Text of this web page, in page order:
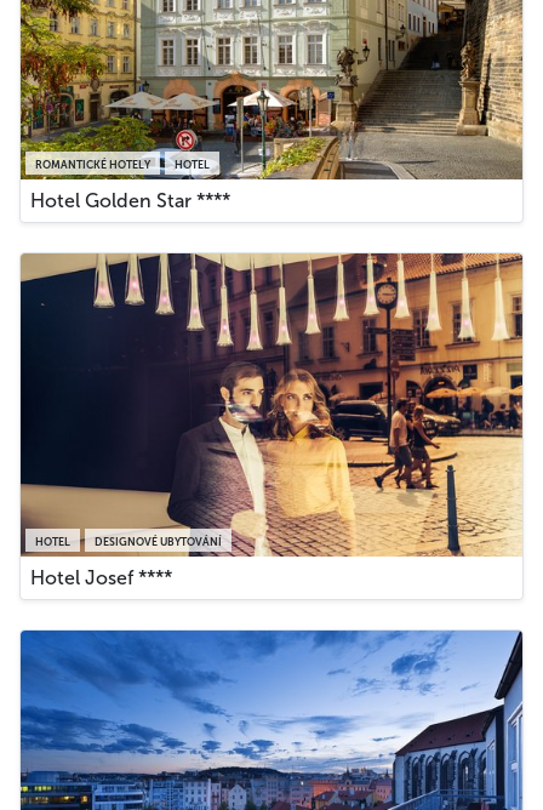
ROMANTICKÉ HOTELY HOTEL
Hotel Golden Star ****
HOTEL DESIGNOVÉ UBYTOVÁNÍ
Hotel Josef ****